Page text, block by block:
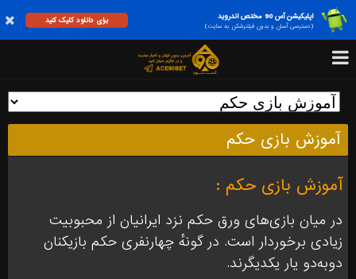
اپلیکیشن آس 90 مختص اندروید
(دسترسی آسان و بدون فیلترشکن به سایت)
برای دانلود کلیک کنید
آموزش بازی حکم
آموزش بازی حکم :
در میان بازی‌های ورق حکم نزد ایرانیان از محبوبیت
زیادی برخوردار است. در گونهٔ چهارنفری حکم بازیکنان
دوبه‌دو یار یکدیگرند.